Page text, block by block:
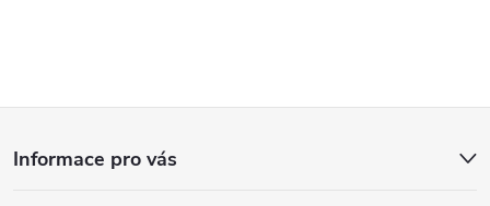
Informace pro vás